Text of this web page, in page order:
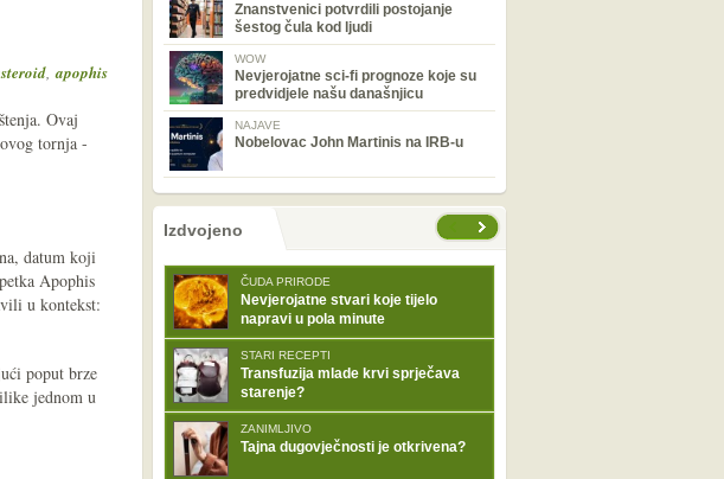
,apophis
Ovaj
tornja -
datum koji
Apophis
u kontekst:
poput brze
jednom u
Znanstvenici potvrdili postojanje
šestog čula kod ljudi
WOW
Nevjerojatne sci-fi prognoze koje su
predvidjele našu današnjicu
NAJAVE
Nobelovac John Martinis na IRB-u
nema prethodne stranice
sljedećeIzdvojeno
ČUDA PRIRODE
Nevjerojatne stvari koje tijelo
napravi u pola minute
STARI RECEPTI
Transfuzija mlade krvi sprječava
starenje?
ZANIMLJIVO
Tajna dugovječnosti je otkrivena?